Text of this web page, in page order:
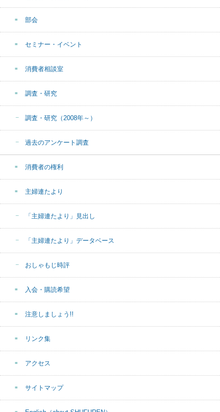
部会
セミナー・イベント
消費者相談室
調査・研究
調査・研究（2008年～）
過去のアンケート調査
消費者の権利
主婦連たより
「主婦連たより」見出し
「主婦連たより」データベース
おしゃもじ時評
入会・購読希望
注意しましょう!!
リンク集
アクセス
サイトマップ